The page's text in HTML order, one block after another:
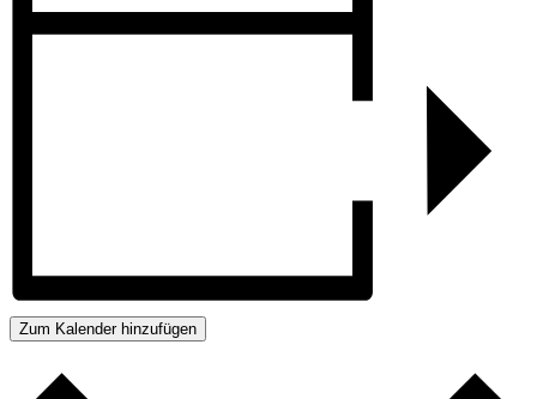
Zum Kalender hinzufügen